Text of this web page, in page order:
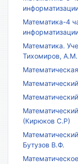
Математика-4
Математика.
Тихомиров,
(Кирюков С.Р)
Бутузов В.Ф.